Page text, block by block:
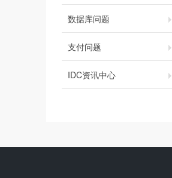
数据库问题
支付问题
IDC资讯中心